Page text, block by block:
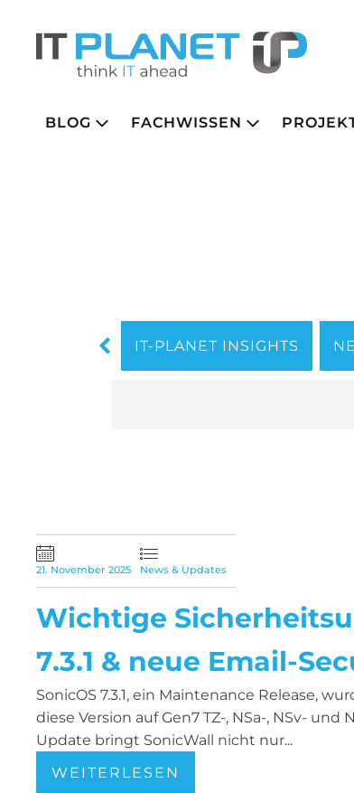
BLOG FACHWISSEN
IT-PLANET INSIGHTS
21. November 2025 News & Updates
Wichtige
7.3.1 & neue Email-
SonicOS 7.3.1, ein Maintenance Release,
diese Version auf Gen7 TZ-, NSa-, NSv- und
Update bringt SonicWall nicht nur...
WEITERLESEN